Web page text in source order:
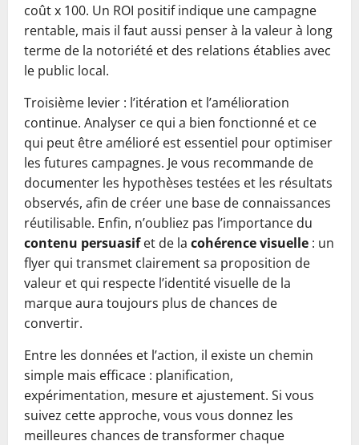
coût x 100. Un ROI positif indique une campagne
rentable, mais il faut aussi penser à la valeur à long
terme de la notoriété et des relations établies avec
le public local.
Troisième levier : l’itération et l’amélioration
continue. Analyser ce qui a bien fonctionné et ce
qui peut être amélioré est essentiel pour optimiser
les futures campagnes. Je vous recommande de
documenter les hypothèses testées et les résultats
observés, afin de créer une base de connaissances
réutilisable. Enfin, n’oubliez pas l’importance du
contenu persuasifet de la cohérence visuelle : un
flyer qui transmet clairement sa proposition de
valeur et qui respecte l’identité visuelle de la
marque aura toujours plus de chances de
convertir.
Entre les données et l’action, il existe un chemin
simple mais efficace : planification,
expérimentation, mesure et ajustement. Si vous
suivez cette approche, vous vous donnez les
meilleures chances de transformer chaque